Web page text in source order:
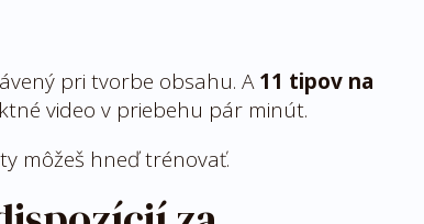
pri tvorbe obsahu. A11 tipov na
video v priebehu pár minút.
môžeš hneď trénovať.